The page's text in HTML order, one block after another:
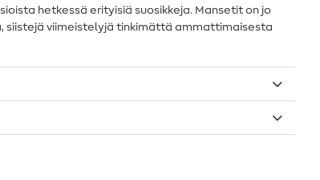
hetkessä erityisiä suosikkeja. Mansetit on jo
siistejä viimeistelyjä tinkimättä ammattimaisesta